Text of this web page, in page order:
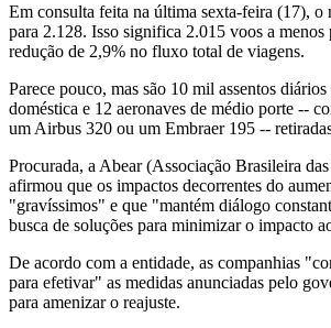
Em consulta feita na última sexta-feira (17), o
para 2.128. Isso significa 2.015 voos a menos
redução de 2,9% no fluxo total de viagens.
Parece pouco, mas são 10 mil assentos
doméstica e 12 aeronaves de médio porte --
um Airbus 320 ou um Embraer 195 --
Procurada, a Abear (Associação Brasileira
afirmou que os impactos decorrentes do
"gravíssimos" e que "mantém diálogo
busca de soluções para minimizar o impacto
De acordo com a entidade, as companhias
para efetivar" as medidas anunciadas pelo
para amenizar o reajuste.